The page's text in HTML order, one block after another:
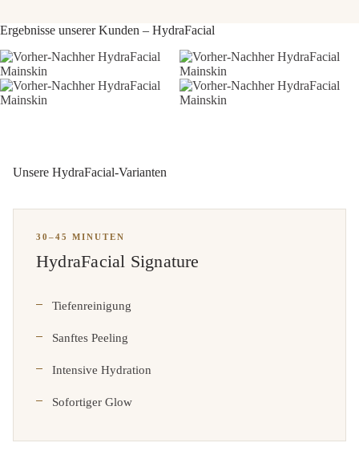
Ergebnisse unserer Kunden – HydraFacial
Unsere HydraFacial-Varianten
30–45 MINUTEN
HydraFacial Signature
Tiefenreinigung
Sanftes Peeling
Intensive Hydration
Sofortiger Glow